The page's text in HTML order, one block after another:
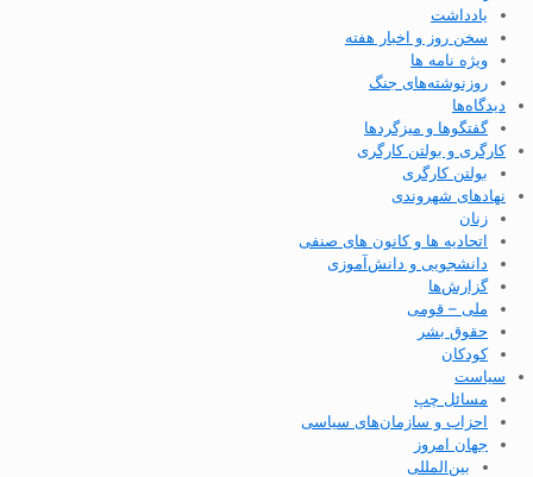
یادداشت
سخن روز و اخبار هفته
ویژه نامه ها
روزنوشته‌های جنگ
دیدگاه‌ها
گفتگوها و میزگردها
کارگری و بولتن کارگری
بولتن کارگری
نهادهای شهروندی
زنان
اتحادیه ها و کانون های صنفی
دانشجویی و دانش‌آموزی
گزارش‌ها
ملی – قومی
حقوق بشر
کودکان
سیاست
مسائل چپ
احزاب و سازمان‌های سیاسی
جهان امروز
بین‌المللی